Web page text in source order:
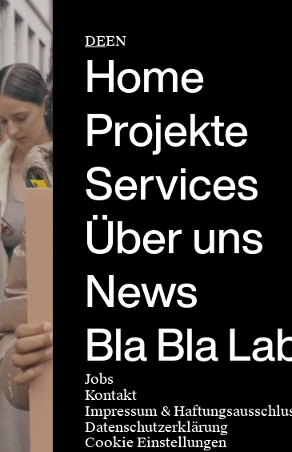
DEEN
Home
Projekte
Services
Über uns
News
Bla Bla
Jobs
Kontakt
Impressum &
Datenschutzerklärung
Cookie Einstellungen